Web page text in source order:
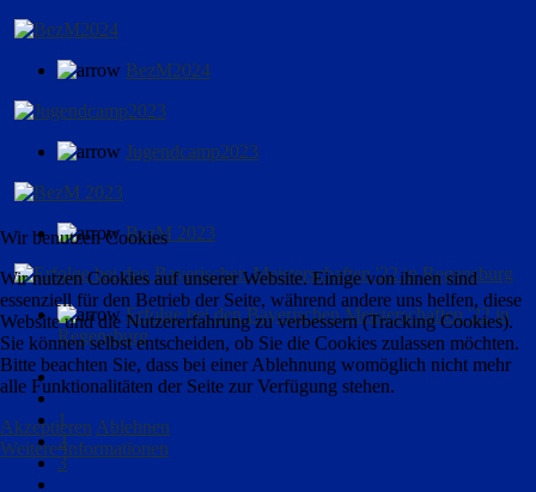
BezM2024
Jugendcamp2023
BezM 2023
Erfolge bei den Bayerischen Meisterschaften '22 in
Regensburg
1
2
3
Wir benutzen Cookies
Wir nutzen Cookies auf unserer Website. Einige von ihnen sind
essenziell für den Betrieb der Seite, während andere uns helfen, diese
Website und die Nutzererfahrung zu verbessern (Tracking Cookies).
Sie können selbst entscheiden, ob Sie die Cookies zulassen möchten.
Bitte beachten Sie, dass bei einer Ablehnung womöglich nicht mehr
alle Funktionalitäten der Seite zur Verfügung stehen.
Akzeptieren Ablehnen
Weitere Informationen